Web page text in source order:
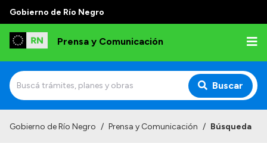
Gobierno de Río Negro
Prensa y Comunicación
Buscar
Gobierno de Río Negro / Prensa y Comunicación / Búsqueda